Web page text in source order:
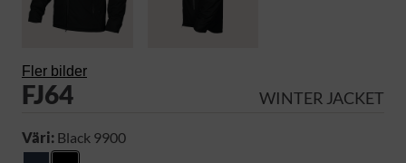
Fler bilder
FJ64 WINTER JACKET
Väri: Black 9900